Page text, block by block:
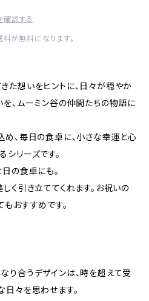
確認する
が無料になります。
た想いをヒントに、日々が穏やか
を、ムーミン谷の仲間たちの物語に
め、毎日の食卓に、小さな幸運と心
リーズです。
の食卓にも。
く引き立ててくれます。お祝いの
おすすめです。
り合うデザインは、時を超えて受
日々を思わせます。